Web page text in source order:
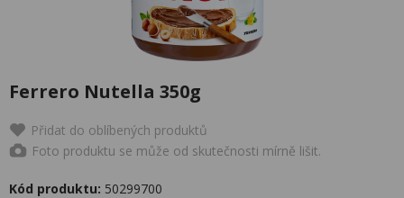
Ferrero Nutella 350g
Přidat do oblíbených produktů
Foto produktu se může od skutečnosti mírně lišit.
Kód produktu: 50299700